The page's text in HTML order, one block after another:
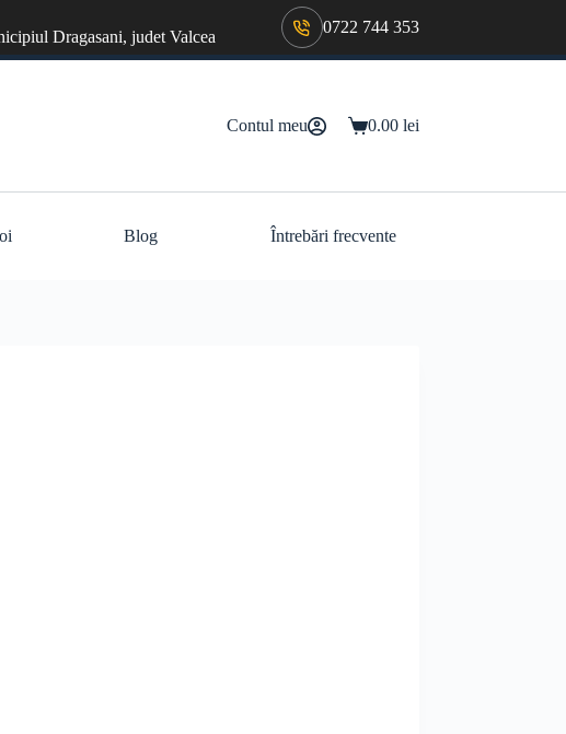
Dragasani, judet Valcea
0722 744 353
Contul meu
Coș0.00 lei
Blog Întrebări frecvente